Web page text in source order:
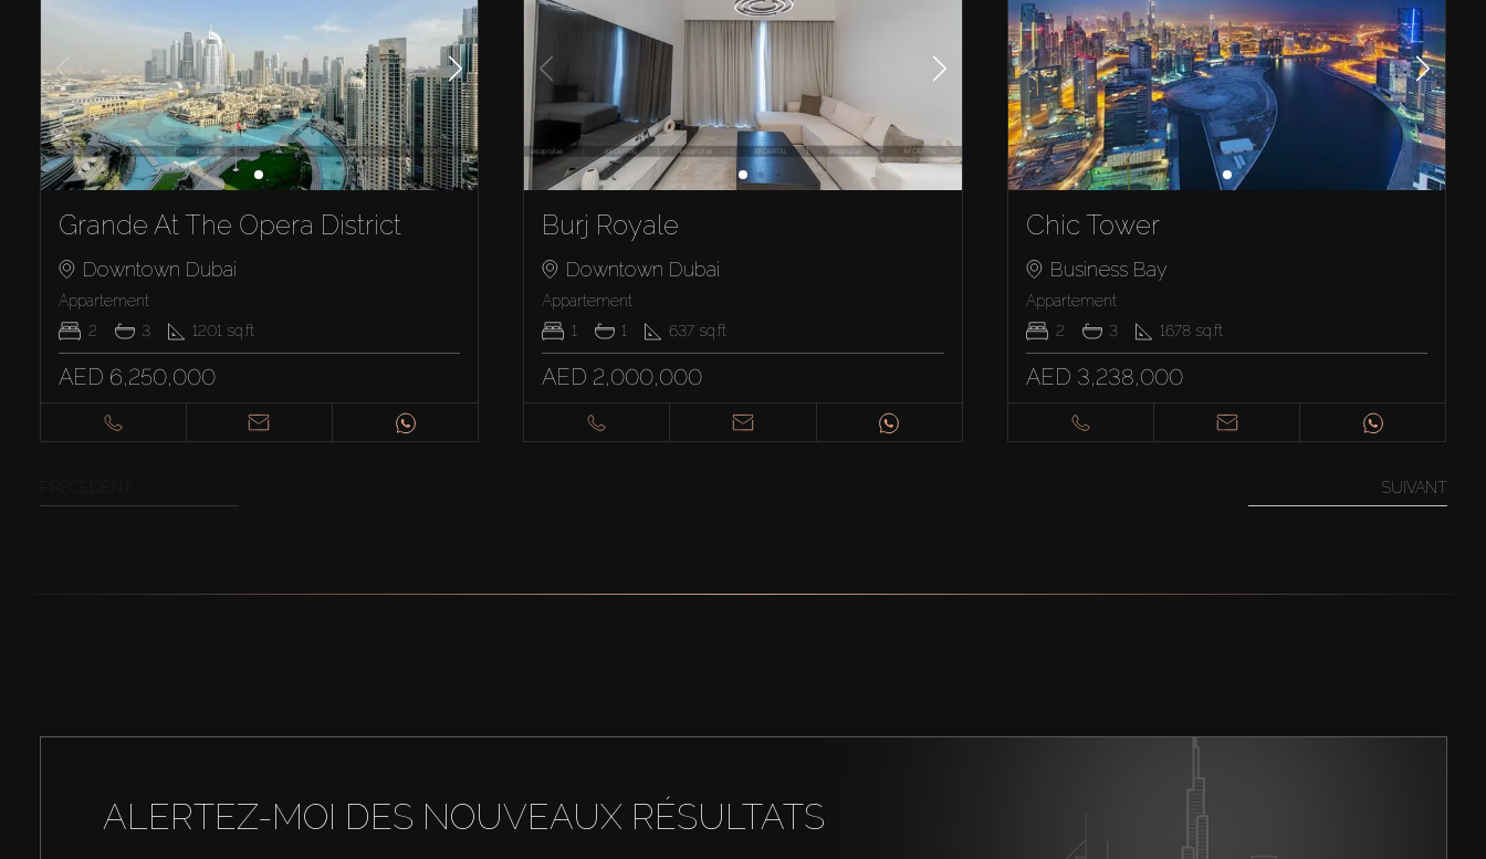
Grande At The Opera District
Downtown Dubai
Appartement
2
3 1201 sq.ft
AED 6,250,000
Burj Royale
Downtown Dubai
Appartement
1
1 637 sq.ft
AED 2,000,000
Chic Tower
Business Bay
Appartement
2
3 1678 sq.ft
AED 3,238,000
SUIVANT
ALERTEZ-MOI DES NOUVEAUX RÉSULTATS